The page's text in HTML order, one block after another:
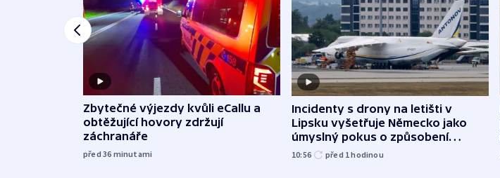
Zbytečné výjezdy kvůli eCallu a
obtěžující hovory zdržují
záchranáře
před 36 minutami
Incidenty s drony na letišti v
Lipsku vyšetřuje Německo jako
úmyslný pokus o způsobení
exploze
10:56 před 1hodinou